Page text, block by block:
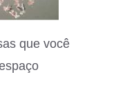
que você